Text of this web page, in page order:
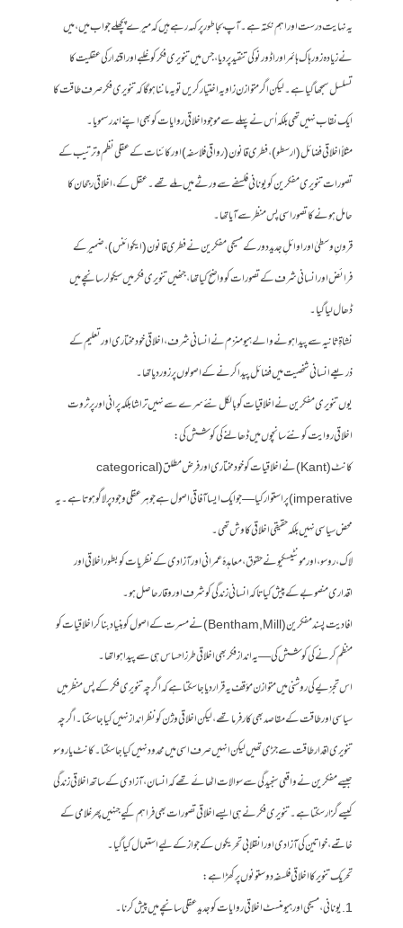
یہ نہایت درست اور اہم نکتہ ہے۔ آپ بجا طور پر کہہ رہے ہیں کہ میرے پچھلے جواب میں، میں
نے زیادہ زور ہاک ہائمر اور اڈورنو کی تنقید پر دیا، جس میں تنویری فکر کو غلبے اور اقتدار کی عقلیت کا
تسلسل سمجھا گیا ہے۔ لیکن اگر متوازن زاویہ اختیار کریں تو یہ ماننا ہوگا کہ تنویری فکر صرف طاقت کا
ایک نقاب نہیں تھی بلکہ اُس نے پہلے سے موجود اخلاقی روایات کو بھی اپنے اندر سمویا۔
مثلاً‌ اخلاقی فضائل (ارسطو)، فطری قانون (رواقی فلاسفہ) اور کائنات کے عقلی نظم وترتیب کے
تصورات تنویری مفکرین کو یونانی فلسفے سے ورثے میں ملے تھے۔ عقل کے، اخلاقی رجحان کا
حامل ہونے کا تصور اسی پس منظر سے آیا تھا۔
قرونِ وسطیٰ اور اوائلِ جدید دور کے مسیحی مفکرین نے فطری قانون (ایکوائنس)، ضمیر کے
فرائض اور انسانی شرف کے تصورات کو واضح کیا تھا، جنھیں تنویری فکر میں سیکولر سانچے میں
ڈھال لیا گیا۔
نشاۃِ ثانیہ سے پیدا ہونے والے ہیومنزم نے انسانی شرف، اخلاقی خودمختاری اور تعلیم کے
ذریعے انسانی شخصیت میں فضائل پیدا کرنے کے اصولوں پر زور دیا تھا۔
یوں تنویری مفکرین نے اخلاقیات کو بالکل نئے سرے سے نہیں تراشا بلکہ پرانی اور پرثروت
اخلاقی روایت کو نئے سانچوں میں ڈھالنے کی کوشش کی:
کانٹ (Kant) نے اخلاقیات کو خودمختاری اور فرض مطلق (categorical
imperative) پر استوار کیا — جو ایک ایسا آفاقی اصول ہے جو ہر عقلی وجود پر لاگو ہوتا ہے۔ یہ
محض سیاسی نہیں بلکہ حقیقی اخلاقی کاوش تھی۔
لاک، روسو، اور مونٹیسکیو نے حقوق، معاہدۂ عمرانی اور آزادی کے نظریات کو بطور اخلاقی اور
اقداری منصوبے کے پیش کیا تاکہ انسانی زندگی کو شرف اور وقار حاصل ہو۔
افادیت پسند مفکرین (Bentham, Mill) نے مسرت کے اصول کو بنیاد بنا کر اخلاقیات کو
منظم کرنے کی کوشش کی — یہ انداز فکر بھی اخلاقی طرز احساس ہی سے پیدا ہوا تھا۔
اس تجزیے کی روشنی میں متوازن مؤقف یہ قرار دیا جا سکتا ہے کہ اگرچہ تنویری فکر کے پس منظر میں
سیاسی اور طاقت کے مقاصد بھی کارفرما تھے، لیکن اخلاقی وژن کو نظر انداز نہیں کیا جا سکتا۔ اگرچہ
تنویری اقدار طاقت سے جڑی تھیں لیکن انہیں صرف اسی میں محدود نہیں کیا جا سکتا۔ کانٹ یا روسو
جیسے مفکرین نے واقعی سنجیدگی سے سوالات اٹھائے تھے کہ انسان، آزادی کے ساتھ اخلاقی زندگی
کیسے گزار سکتا ہے۔ تنویری فکر نے ہی ایسے اخلاقی تصورات بھی فراہم کیے جنہیں پھر غلامی کے
خاتمے، خواتین کی آزادی اور انقلابی تحریکوں کے جواز کے لیے استعمال کیا گیا۔
تحریک تنویر کا اخلاقی فلسفہ دو ستونوں پر کھڑا ہے:
1. یونانی، مسیحی اور ہیومنسٹ اخلاقی روایات کو جدید عقلی سانچے میں پیش کرنا۔